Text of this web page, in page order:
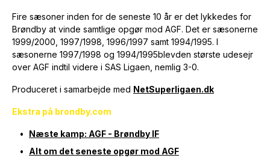
Fire sæsoner inden for de seneste 10 år er det lykkedes for
Brøndby at vinde samtlige opgør mod AGF. Det er sæsonerne
1999/2000, 1997/1998, 1996/1997 samt 1994/1995. I
sæsonerne 1997/1998 og 1994/1995blevden største udesejr
over AGF indtil videre i SAS Ligaen, nemlig 3-0.
Produceret i samarbejde med NetSuperligaen.dk
Ekstra på brondby.com
Næste kamp: AGF - Brøndby IF
Alt om det seneste opgør mod AGF